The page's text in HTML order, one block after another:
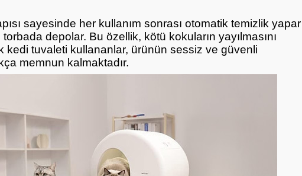
sayesinde her kullanım sonrası otomatik temizlik yapar
torbada depolar. Bu özellik, kötü kokuların yayılmasını
kedi tuvaleti kullananlar, ürünün sessiz ve güvenli
memnun kalmaktadır.